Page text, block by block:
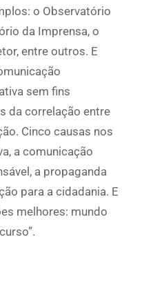
o Observatório
da Imprensa, o
entre outros. E
sem fins
da correlação entre
Cinco causas nos
a comunicação
a propaganda
para a cidadania. E
melhores: mundo